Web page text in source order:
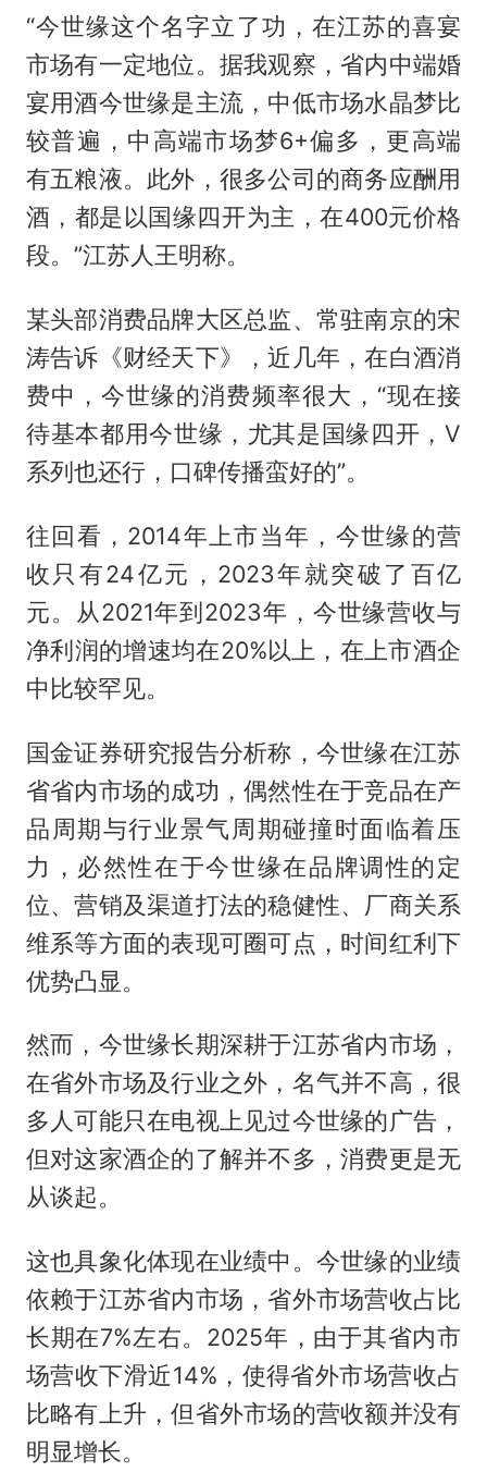
“今世缘这个名字立了功，在江苏的喜宴
市场有一定地位。据我观察，省内中端婚
宴用酒今世缘是主流，中低市场水晶梦比
较普遍，中高端市场梦6+偏多，更高端
有五粮液。此外，很多公司的商务应酬用
酒，都是以国缘四开为主，在400元价格
段。”江苏人王明称。
某头部消费品牌大区总监、常驻南京的宋
涛告诉《财经天下》，近几年，在白酒消
费中，今世缘的消费频率很大，“现在接
待基本都用今世缘，尤其是国缘四开，V
系列也还行，口碑传播蛮好的”。
往回看，2014年上市当年，今世缘的营
收只有24亿元，2023年就突破了百亿
元。从2021年到2023年，今世缘营收与
净利润的增速均在20%以上，在上市酒企
中比较罕见。
国金证券研究报告分析称，今世缘在江苏
省省内市场的成功，偶然性在于竞品在产
品周期与行业景气周期碰撞时面临着压
力，必然性在于今世缘在品牌调性的定
位、营销及渠道打法的稳健性、厂商关系
维系等方面的表现可圈可点，时间红利下
优势凸显。
然而，今世缘长期深耕于江苏省内市场，
在省外市场及行业之外，名气并不高，很
多人可能只在电视上见过今世缘的广告，
但对这家酒企的了解并不多，消费更是无
从谈起。
这也具象化体现在业绩中。今世缘的业绩
依赖于江苏省内市场，省外市场营收占比
长期在7%左右。2025年，由于其省内市
场营收下滑近14%，使得省外市场营收占
比略有上升，但省外市场的营收额并没有
明显增长。